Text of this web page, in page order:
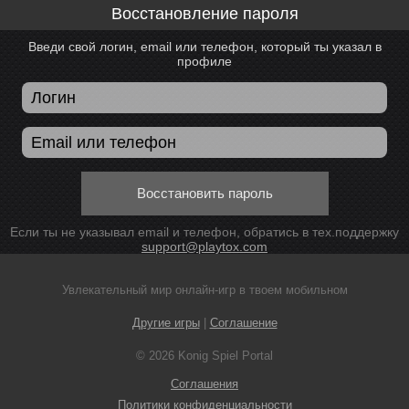
Восстановление пароля
Введи свой логин, email или телефон, который ты указал в
профиле
Восстановить пароль
Если ты не указывал email и телефон, обратись в тех.поддержку
support@playtox.com
Увлекательный мир онлайн-игр в твоем мобильном
Другие игры| Соглашение
© 2026 Konig Spiel Portal
Соглашения
Политики конфиденциальности